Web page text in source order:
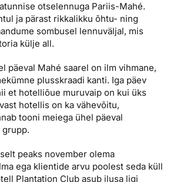
otselennuga Pariis-Mahé.
ja pärast rikkalikku õhtu- ning
sombusel lennuväljal, mis
külje all.
päeval Mahé saarel on ilm vihmane,
plusskraadi kanti. Iga päev
et hotelliõue muruvaip on kui üks
hotellis on ka vähevõitu,
tooni meiega ühel päeval
grupp.
peaks november olema
ega klientide arvu poolest seda küll
Plantation Club asub ilusa ligi